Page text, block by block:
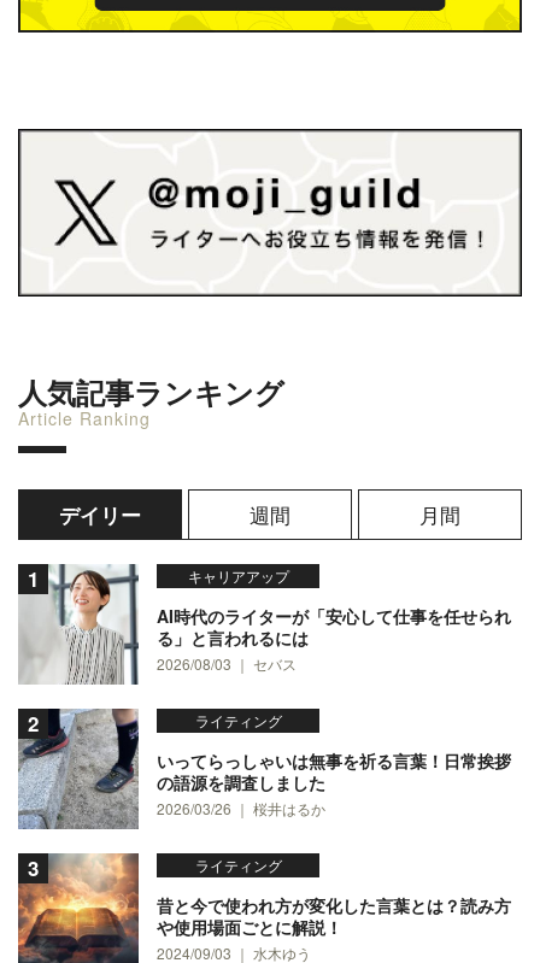
人気記事ランキング
Article Ranking
デイリー 週間 月間
キャリアアップ
AI時代のライターが「安心して仕事を任せられ
る」と言われるには
2026/08/03 ｜ セバス
ライティング
いってらっしゃいは無事を祈る言葉！日常挨拶
の語源を調査しました
2026/03/26 ｜ 桜井はるか
ライティング
昔と今で使われ方が変化した言葉とは？読み方
や使用場面ごとに解説！
2024/09/03 ｜ 水木ゆう